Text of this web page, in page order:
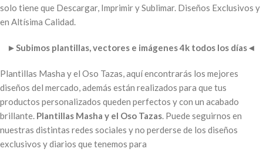
solo tiene que Descargar, Imprimir y Sublimar. Diseños Exclusivos y
en Altísima Calidad.
►Subimos plantillas, vectores e imágenes 4k todos los días◄
Plantillas Masha y el Oso Tazas, aquí encontrarás los mejores
diseños del mercado, además están realizados para que tus
productos personalizados queden perfectos y con un acabado
brillante. Plantillas Masha y el Oso Tazas. Puede seguirnos en
nuestras distintas redes sociales y no perderse de los diseños
exclusivos y diarios que tenemos para